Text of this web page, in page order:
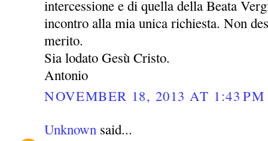
intercessione e di quella della Beata
incontro alla mia unica richiesta. Non
merito.
Sia lodato Gesù Cristo.
Antonio
NOVEMBER 18, 2013 AT 1:43 PM
Unknown said...